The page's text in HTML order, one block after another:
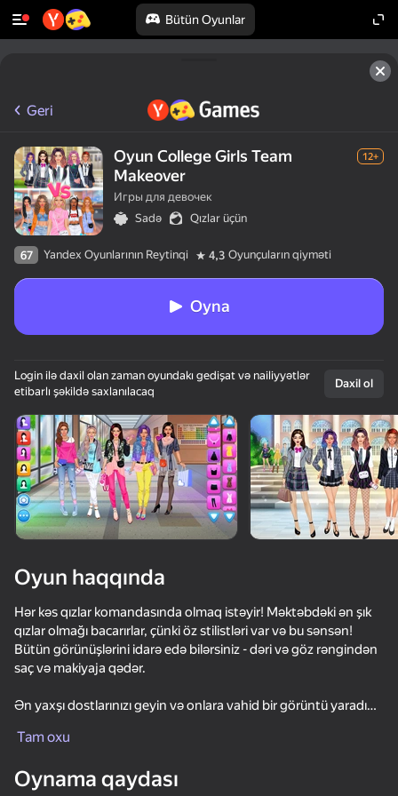
Bütün Oyunlar
Cihazı döndərin
Oyun yalnız üfüqi
rejimdə işləyir
Chatting with Your Crushes 2
Fashion Battle
Geri
Oyun College Girls Team
Makeover
12+
Игры для девочек
Sadə
Qızlar üçün
67 Yandex Oyunlarının Reytinqi 4,3 Oyunçuların qiyməti
Oyna
Login ilə daxil olan zaman oyundakı gedişat və nailiyyətlər
etibarlı şəkildə saxlanılacaq
Daxil ol
Oyun haqqında
Hər kəs qızlar komandasında olmaq istəyir! Məktəbdəki ən şık
qızlar olmağı bacarırlar, çünki öz stilistləri var və bu sənsən!
Bütün görünüşlərini idarə edə bilərsiniz - dəri və göz rəngindən
saç və makiyaja qədər.
Ən yaxşı dostlarınızı geyin və onlara vahid bir görüntü yaradın!
düzümü və makiyajı seçək. Fərqli görünüşlər yaratmaq üçün bu
qızı, shopaholic və başqaları.
Tam oxu
Oynama qaydası